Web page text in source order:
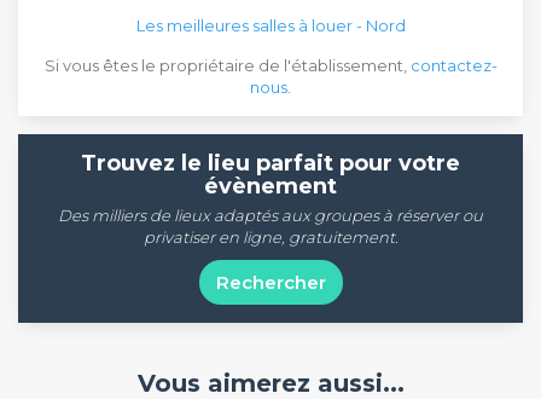
Les meilleures salles à louer - Nord
Si vous êtes le propriétaire de l'établissement, contactez-
nous
Trouvez le lieu parfait pour votre
évènement
Des milliers de lieux adaptés aux groupes à réserver ou
privatiser en ligne, gratuitement.
Rechercher
Vous aimerez aussi...